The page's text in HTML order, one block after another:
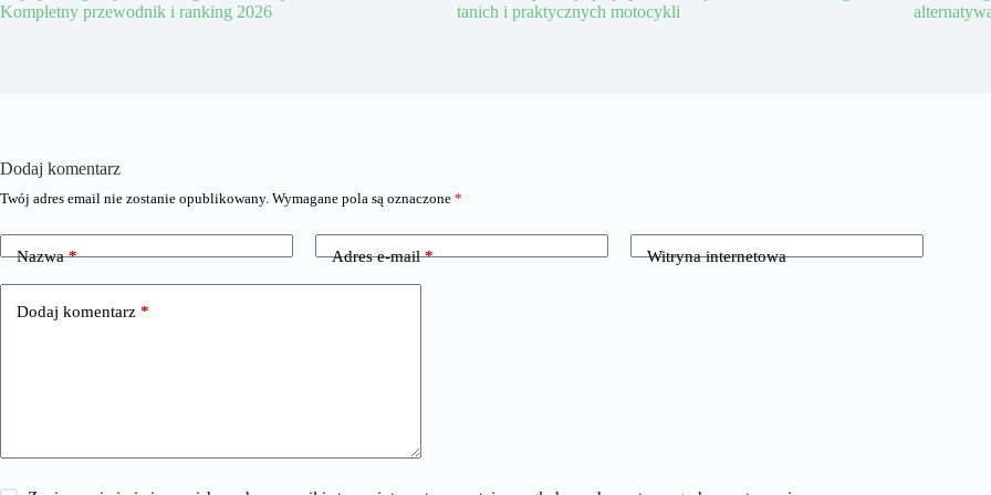
Kompletny przewodnik i ranking 2026
tanich i praktycznych motocykli
Dodaj komentarz
Twój adres email nie zostanie opublikowany. Wymagane pola są oznaczone *
Nazwa* Adres e-mail* Witryna internetowa
Dodaj komentarz *